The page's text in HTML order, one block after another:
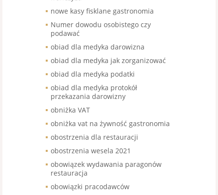
nowe kasy fisklane gastronomia
Numer dowodu osobistego czy
podawać
obiad dla medyka darowizna
obiad dla medyka jak zorganizować
obiad dla medyka podatki
obiad dla medyka protokół
przekazania darowizny
obniżka VAT
obniżka vat na żywność gastronomia
obostrzenia dla restauracji
obostrzenia wesela 2021
obowiązek wydawania paragonów
restauracja
obowiązki pracodawców